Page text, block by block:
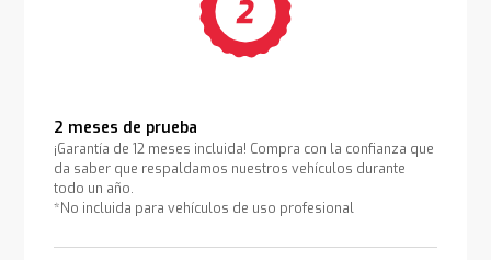
2 meses de prueba
¡Garantía de 12 meses incluida! Compra con la confianza que
da saber que respaldamos nuestros vehículos durante
todo un año.
*No incluida para vehículos de uso profesional